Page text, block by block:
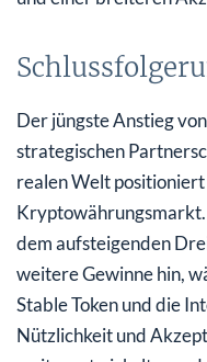
Der jüngste Anstieg
strategischen
realen Welt positioniert
dem aufsteigenden
weitere Gewinne hin,
Stable Token und die
Nützlichkeit und